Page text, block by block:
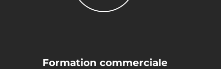
Formation commerciale